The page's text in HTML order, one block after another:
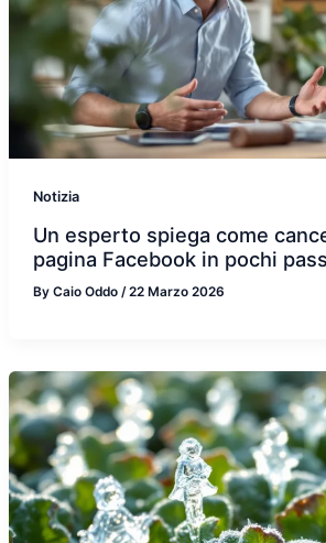
Notizia
Un esperto spiega come
pagina Facebook in pochi
By Caio Oddo /22 Marzo 2026